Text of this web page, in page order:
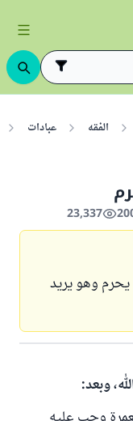
الفقه عبادات
23,337
وهو يريد
وبعد: